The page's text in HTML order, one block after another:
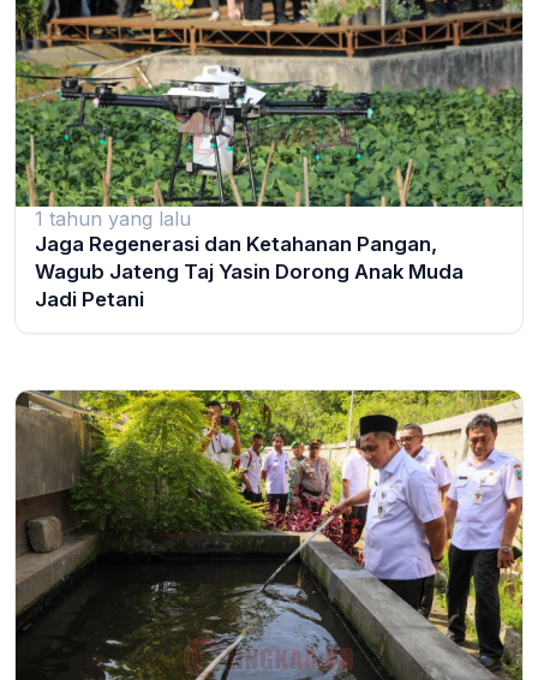
1 tahun yang lalu
Jaga Regenerasi dan Ketahanan Pangan,
Wagub Jateng Taj Yasin Dorong Anak Muda
Jadi Petani